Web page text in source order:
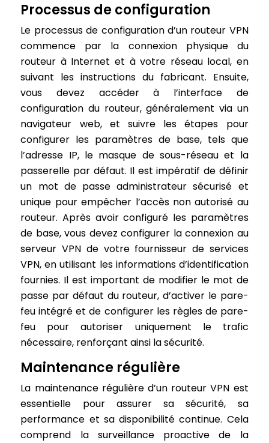
Processus de configuration
Le processus de configuration d’un routeur VPN
commence par la connexion physique du
routeur à Internet et à votre réseau local, en
suivant les instructions du fabricant. Ensuite,
vous devez accéder à l’interface de
configuration du routeur, généralement via un
navigateur web, et suivre les étapes pour
configurer les paramètres de base, tels que
l’adresse IP, le masque de sous-réseau et la
passerelle par défaut. Il est impératif de définir
un mot de passe administrateur sécurisé et
unique pour empêcher l’accès non autorisé au
routeur. Après avoir configuré les paramètres
de base, vous devez configurer la connexion au
serveur VPN de votre fournisseur de services
VPN, en utilisant les informations d’identification
fournies. Il est important de modifier le mot de
passe par défaut du routeur, d’activer le pare-
feu intégré et de configurer les règles de pare-
feu pour autoriser uniquement le trafic
nécessaire, renforçant ainsi la sécurité.
Maintenance régulière
La maintenance régulière d’un routeur VPN est
essentielle pour assurer sa sécurité, sa
performance et sa disponibilité continue. Cela
comprend la surveillance proactive de la